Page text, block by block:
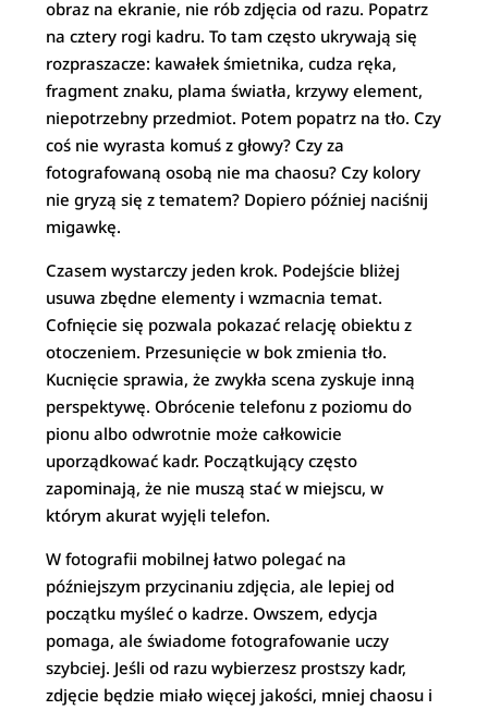
obraz na ekranie, nie rób zdjęcia od razu. Popatrz
na cztery rogi kadru. To tam często ukrywają się
rozpraszacze: kawałek śmietnika, cudza ręka,
fragment znaku, plama światła, krzywy element,
niepotrzebny przedmiot. Potem popatrz na tło. Czy
coś nie wyrasta komuś z głowy? Czy za
fotografowaną osobą nie ma chaosu? Czy kolory
nie gryzą się z tematem? Dopiero później naciśnij
migawkę.
Czasem wystarczy jeden krok. Podejście bliżej
usuwa zbędne elementy i wzmacnia temat.
Cofnięcie się pozwala pokazać relację obiektu z
otoczeniem. Przesunięcie w bok zmienia tło.
Kucnięcie sprawia, że zwykła scena zyskuje inną
perspektywę. Obrócenie telefonu z poziomu do
pionu albo odwrotnie może całkowicie
uporządkować kadr. Początkujący często
zapominają, że nie muszą stać w miejscu, w
którym akurat wyjęli telefon.
W fotografii mobilnej łatwo polegać na
późniejszym przycinaniu zdjęcia, ale lepiej od
początku myśleć o kadrze. Owszem, edycja
pomaga, ale świadome fotografowanie uczy
szybciej. Jeśli od razu wybierzesz prostszy kadr,
zdjęcie będzie miało więcej jakości, mniej chaosu i